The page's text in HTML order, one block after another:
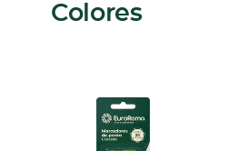
Colores